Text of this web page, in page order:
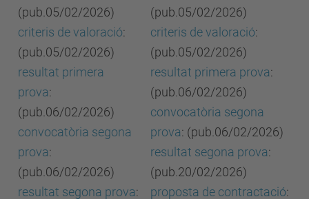
(pub.05/02/2026)
criteris de valoració:
(pub.05/02/2026)
resultat primera
prova:
(pub.06/02/2026)
convocatòria segona
prova:
(pub.06/02/2026)
resultat segona prova:
(pub.05/02/2026)
criteris de valoració:
(pub.05/02/2026)
resultat primera prova:
(pub.06/02/2026)
convocatòria segona
prova: (pub.06/02/2026)
resultat segona prova:
(pub.20/02/2026)
proposta de contractació: